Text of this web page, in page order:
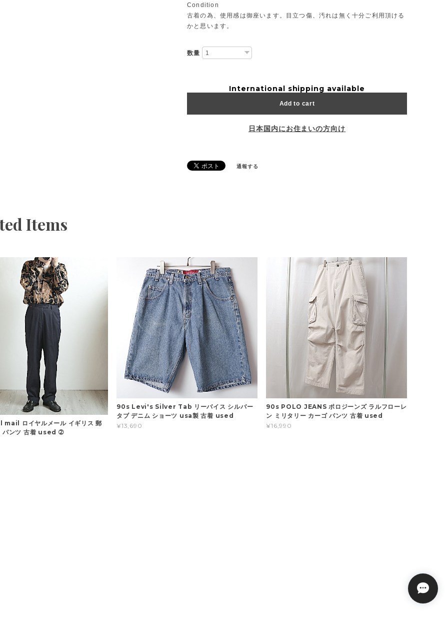
Condition
古着の為、使用感は御座います。目立つ傷、汚れは無く十分ご利用頂ける
かと思います。
数量
International shipping available
Add to cart
日本国内にお住まいの方向け
通報する
Items
ロイヤルメール イギリス 郵
パンツ 古着 used ➁
90s Levi's Silver Tab リーバイス シルバー
タブ デニム ショーツ usa製 古着 used
¥13,690
90s POLO JEANS ポロジーンズ ラルフローレ
ン ミリタリー カーゴ パンツ 古着 used
¥16,990